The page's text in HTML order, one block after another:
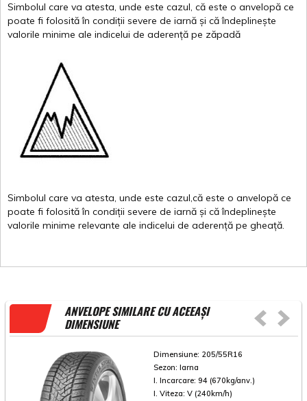
Simbolul care va atesta, unde este cazul, că este o anvelopă ce
poate fi folosită în condiții severe de iarnă și că îndeplinește
valorile minime ale indicelui de aderență pe zăpadă
Simbolul care va atesta, unde este cazul,că este o anvelopă ce
poate fi folosită în condiții severe de iarnă și că îndeplinește
valorile minime relevante ale indicelui de aderență pe gheață.
ANVELOPE SIMILARE CU ACEEAȘI
DIMENSIUNE
Dimensiune: 205/55R16
Sezon: Iarna
I. Incarcare: 94 (670kg/anv.)
I. Viteza: V (240km/h)